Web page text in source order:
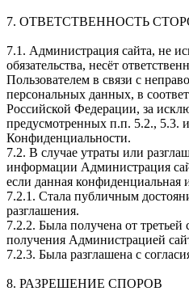
7. ОТВЕТСТВЕННОСТЬ
7.1. Администрация сайта, не
обязательства, несёт
Пользователем в связи с
персональных данных, в
Российской Федерации, за
предусмотренных п.п. 5.2., 5.3.
Конфиденциальности.
7.2. В случае утраты или
информации Администрация
если данная конфиденциальная
7.2.1. Стала публичным
разглашения.
7.2.2. Была получена от
получения Администрацией
7.2.3. Была разглашена с
8. РАЗРЕШЕНИЕ СПОРОВ